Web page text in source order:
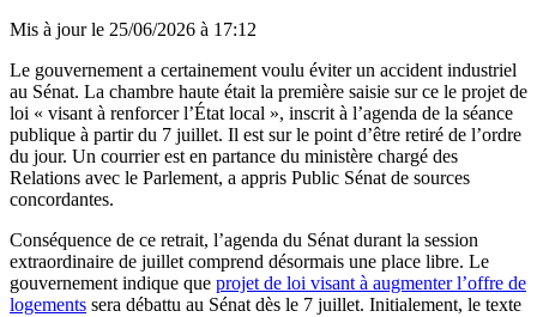
Mis à jour le 25/06/2026 à 17:12
Le gouvernement a certainement voulu éviter un accident industriel
au Sénat. La chambre haute était la première saisie sur ce le projet de
loi « visant à renforcer l’État local », inscrit à l’agenda de la séance
publique à partir du 7 juillet. Il est sur le point d’être retiré de l’ordre
du jour. Un courrier est en partance du ministère chargé des
Relations avec le Parlement, a appris Public Sénat de sources
concordantes.
Conséquence de ce retrait, l’agenda du Sénat durant la session
extraordinaire de juillet comprend désormais une place libre. Le
gouvernement indique que projet de loi visant à augmenter l’offre de
logements sera débattu au Sénat dès le 7 juillet. Initialement, le texte